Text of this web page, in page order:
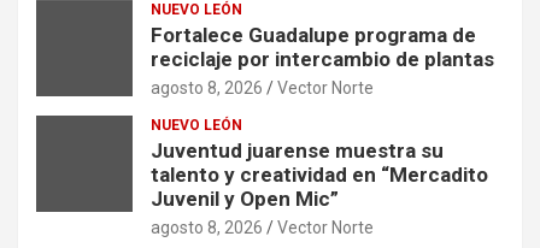
NUEVO LEÓN
Fortalece Guadalupe programa de
reciclaje por intercambio de plantas
agosto 8, 2026 Vector Norte
NUEVO LEÓN
Juventud juarense muestra su
talento y creatividad en “Mercadito
Juvenil y Open Mic”
agosto 8, 2026 Vector Norte